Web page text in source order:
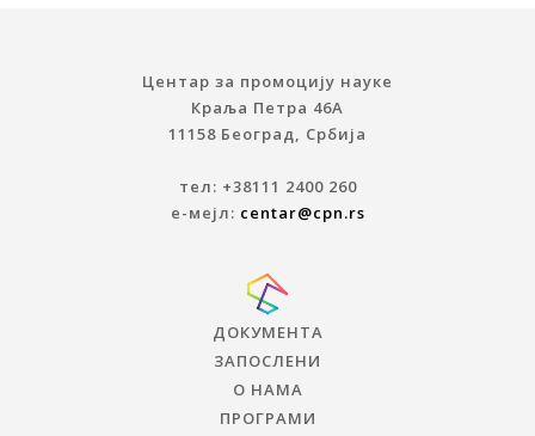
Центар за промоцију науке
Краља Петра 46A
11158 Београд, Србија
тел: +38111 2400 260
е-мејл: centar@cpn.rs
ДОКУМЕНТА
ЗАПОСЛЕНИ
О НАМА
ПРОГРАМИ